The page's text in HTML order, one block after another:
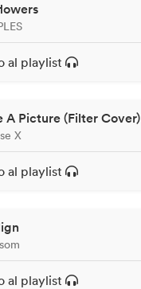
al playlist
A Picture (Filter Cover)
X
al playlist
al playlist